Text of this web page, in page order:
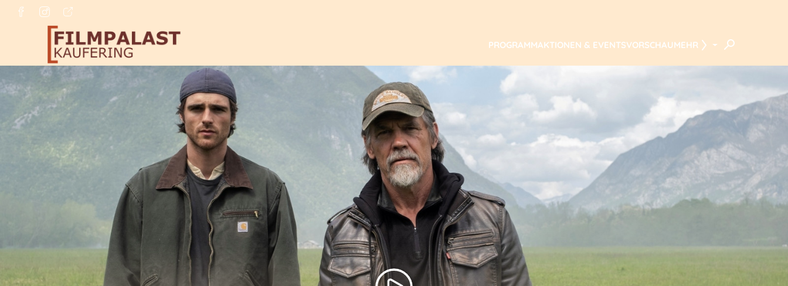
PROGRAMMAKTIONEN & EVENTSVORSCHAUMEHR